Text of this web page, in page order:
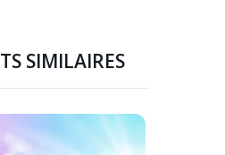
SIMILAIRES